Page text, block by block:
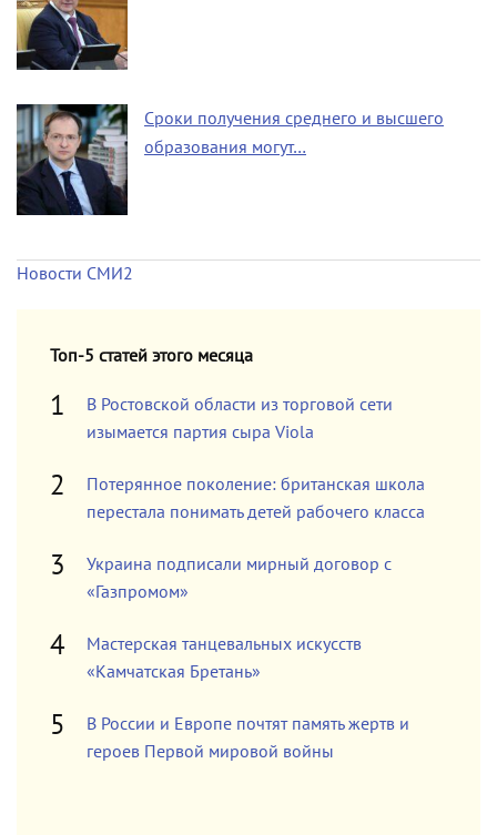
Сроки получения среднего и высшего
образования могут…
Новости СМИ2
Топ-5 статей этого месяца
В Ростовской области из торговой сети
изымается партия сыра Viola
Потерянное поколение: британская школа
перестала понимать детей рабочего класса
Украина подписали мирный договор с
«Газпромом»
Мастерская танцевальных искусств
«Камчатская Бретань»
В России и Европе почтят память жертв и
героев Первой мировой войны